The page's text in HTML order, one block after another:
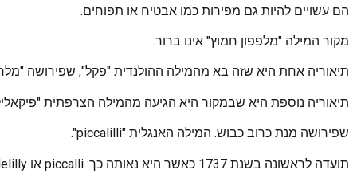
הם עשויים להיות גם מפירות כמו אבטיח או תפוחים.
מקור המילה "מלפפון חמוץ" אינו ברור.
תיאוריה אחת היא שזה בא מהמילה ההולנדית "פקל", שפירושה
תיאוריה נוספת היא שבמקור היא הגיעה מהמילה הצרפתית
שפירושה מנת כרוב כבוש. המילה האנגלית "piccalilli".
תועדה לראשונה בשנת 1737 כאשר היא נאותה כך: piccalli או picclelilly.